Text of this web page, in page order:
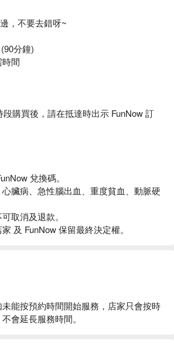
，不要去錯呀~
分鐘)
時間
段購買後，請在抵達時出示 FunNow 訂
兌換碼。
心臟病、急性腦出血、重度貧血、動脈硬
取消及退款。
及 FunNow 保留最終決定權。
未能按預約時間開始服務，店家只會按時
會延長服務時間。